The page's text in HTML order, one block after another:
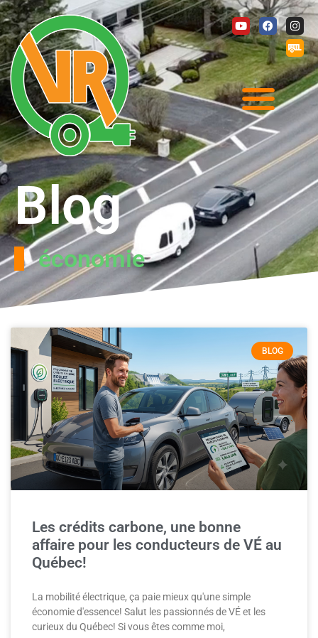
Blog
économie
BLOG
Les crédits carbone, une bonne
affaire pour les conducteurs de VÉ au
Québec!
La mobilité électrique, ça paie mieux qu'une simple
économie d'essence! Salut les passionnés de VÉ et les
curieux du Québec! Si vous êtes comme moi,